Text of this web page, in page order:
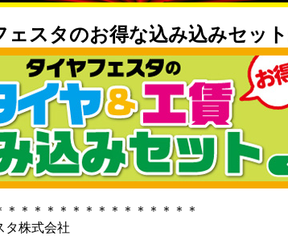
ェスタのお得な込み込みセッ
＊＊＊＊＊＊＊＊＊＊＊＊＊＊＊
タ株式会社